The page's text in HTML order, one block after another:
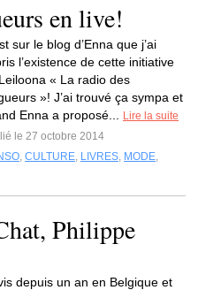
en live!
sur le blog d’Enna que j’ai
l’existence de cette initiative
« La radio des
»! J’ai trouvé ça sympa et
Enna a proposé...
Lire la suite
le 27 octobre 2014
, CULTURE, LIVRES, MODE,
Philippe
depuis un an en Belgique et